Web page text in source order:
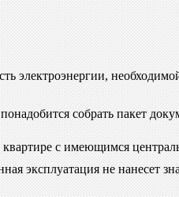
электроэнергии,
собрать пакет
с имеющимся
эксплуатация не нанесет